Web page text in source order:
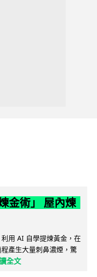
金術」 屋內煉
用 AI 自學提煉黃金，在
產生大量刺鼻濃煙，驚
全文